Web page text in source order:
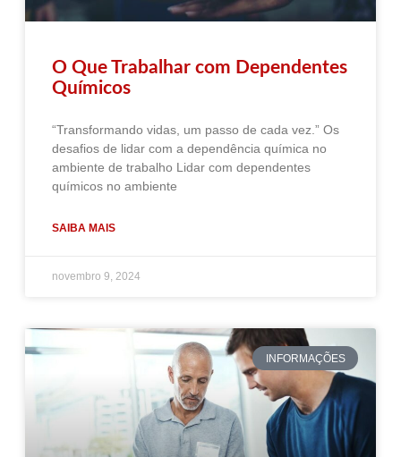
O Que Trabalhar com Dependentes
Químicos
“Transformando vidas, um passo de cada vez.” Os
desafios de lidar com a dependência química no
ambiente de trabalho Lidar com dependentes
químicos no ambiente
SAIBA MAIS
novembro 9, 2024
INFORMAÇÕES